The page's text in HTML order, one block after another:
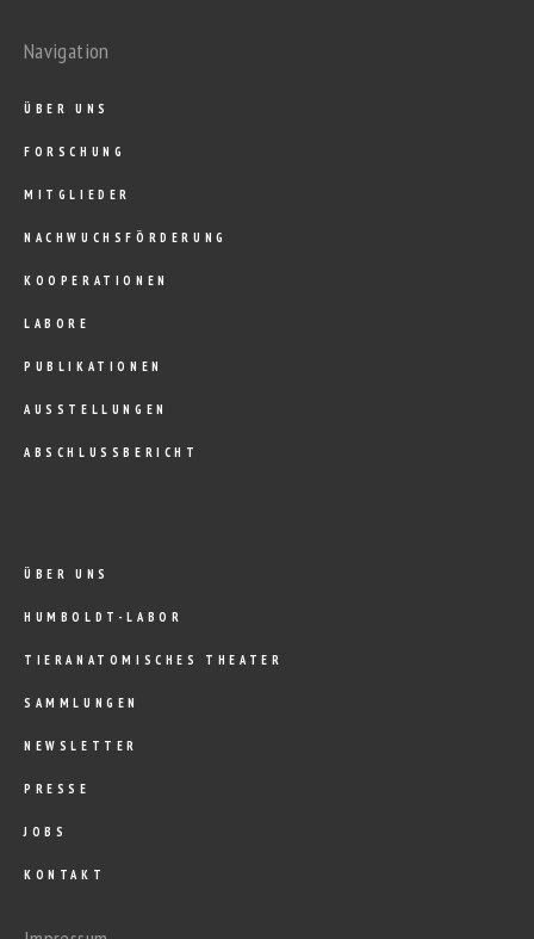
Navigation
ÜBER UNS
FORSCHUNG
MITGLIEDER
NACHWUCHSFÖRDERUNG
KOOPERATIONEN
LABORE
PUBLIKATIONEN
AUSSTELLUNGEN
ABSCHLUSSBERICHT
ÜBER UNS
HUMBOLDT-LABOR
TIERANATOMISCHES THEATER
SAMMLUNGEN
NEWSLETTER
PRESSE
JOBS
KONTAKT